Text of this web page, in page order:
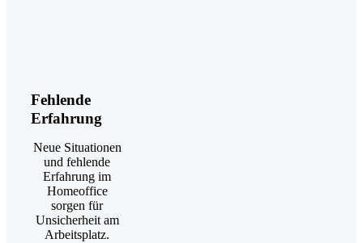
Fehlende
Erfahrung
Neue Situationen
und fehlende
Erfahrung im
Homeoffice
sorgen für
Unsicherheit am
Arbeitsplatz.